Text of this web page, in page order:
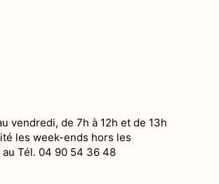
vendredi, de 7h à 12h et de 13h
les week-ends hors les
Tél. 04 90 54 36 48